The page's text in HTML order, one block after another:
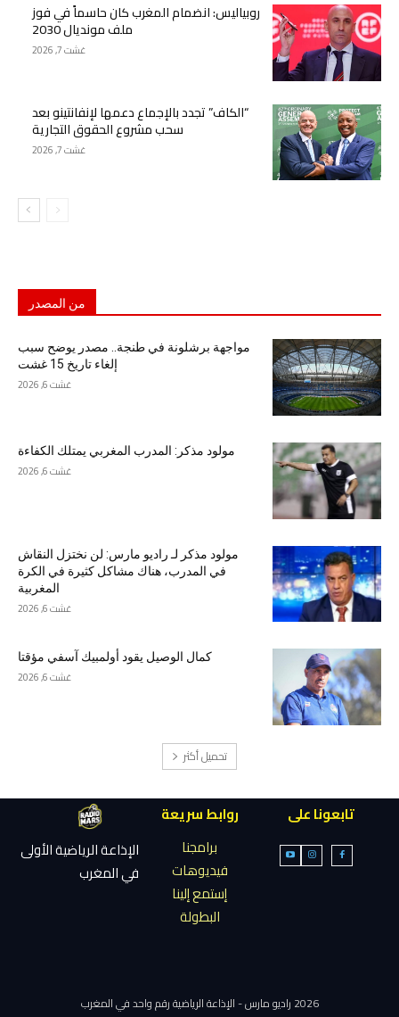
روبياليس: انضمام المغرب كان حاسماً في فوز
ملف مونديال 2030
غشت 7, 2026
“الكاف” تجدد بالإجماع دعمها لإنفانتينو بعد
سحب مشروع الحقوق التجارية
غشت 7, 2026
من المصدر
مواجهة برشلونة في طنجة.. مصدر يوضح سبب
إلغاء تاريخ 15 غشت
غشت 6, 2026
مولود مذكر: المدرب المغربي يمتلك الكفاءة
غشت 6, 2026
مولود مذكر لـ راديو مارس: لن نختزل النقاش
في المدرب، هناك مشاكل كثيرة في الكرة
المغربية
غشت 6, 2026
كمال الوصيل يقود أولمبيك آسفي مؤقتا
غشت 6, 2026
تحميل أكثر
تابعونا على
روابط سريعة
برامجنا
فيديوهات
إستمع إلينا
البطولة
الإذاعة الرياضية الأولى
في المغرب
2026 راديو مارس - الإذاعة الرياضية رقم واحد في المغرب